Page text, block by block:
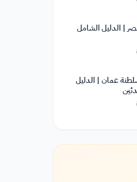
| الدليل الشامل
عمان | الدليل